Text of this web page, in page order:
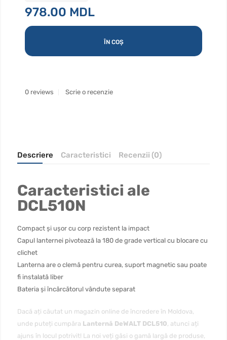
978.00 MDL
ÎN COȘ
0 reviews Scrie o recenzie
Descriere Caracteristici Recenzii (0)
Caracteristici ale
DCL510N
Compact și ușor cu corp rezistent la impact
Capul lanternei pivotează la 180 de grade vertical cu blocare cu
clichet
Lanterna are o clemă pentru curea, suport magnetic sau poate
fi instalată liber
Bateria și încărcătorul vândute separat
Dacă ați căutat un magazin online de încredere în Moldova,
unde puteți cumpăra Lanternă DeWALT DCL510, atunci ați
ajuns în locul potrivit! La noi veți găsi o gamă largă de produse,